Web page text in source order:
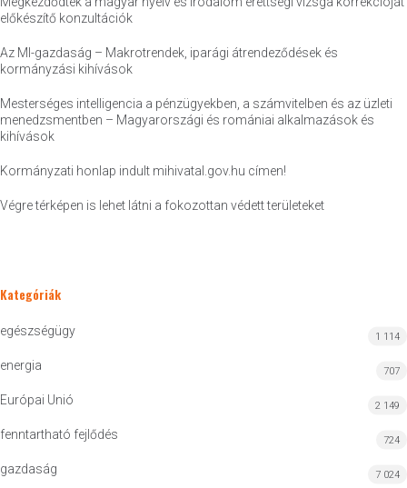
előkészítő konzultációk
Az MI-gazdaság – Makrotrendek, iparági átrendeződések és
kormányzási kihívások
Mesterséges intelligencia a pénzügyekben, a számvitelben és az üzleti
menedzsmentben – Magyarországi és romániai alkalmazások és
kihívások
Kormányzati honlap indult mihivatal.gov.hu címen!
Végre térképen is lehet látni a fokozottan védett területeket
Kategóriák
egészségügy 1 114
energia 707
Európai Unió 2 149
fenntartható fejlődés 724
gazdaság 7 024